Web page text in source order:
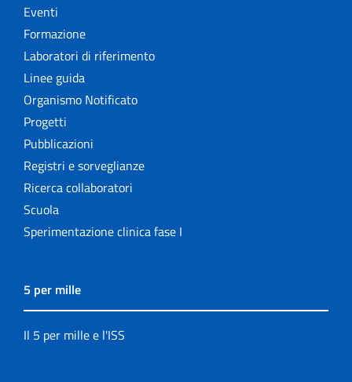
Eventi
Formazione
Laboratori di riferimento
Linee guida
Organismo Notificato
Progetti
Pubblicazioni
Registri e sorveglianze
Ricerca collaboratori
Scuola
Sperimentazione clinica fase I
5 per mille
Il 5 per mille e l'ISS